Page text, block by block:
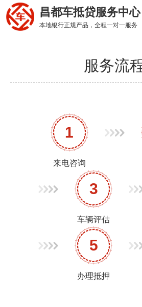
昌都车抵贷服务中心
本地银行正规产品，全程一对一服务
服务流
1
来电咨询
3
车辆评估
5
办理抵押